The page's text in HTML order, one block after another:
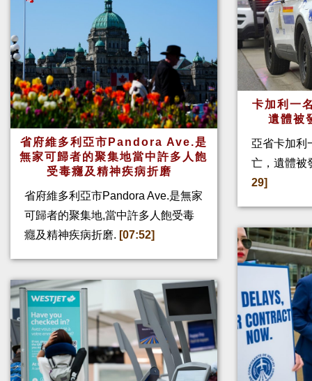
省府維多利亞市Pandora Ave.是
無家可歸者的聚集地當中許多人飽
受毒癮及精神疾病折磨
省府維多利亞市Pandora Ave.是無家
可歸者的聚集地,當中許多人飽受毒
癮及精神疾病折磨. [07:52]
卡加利一
遺體被
亞省卡加利
亡，遺體被
29]